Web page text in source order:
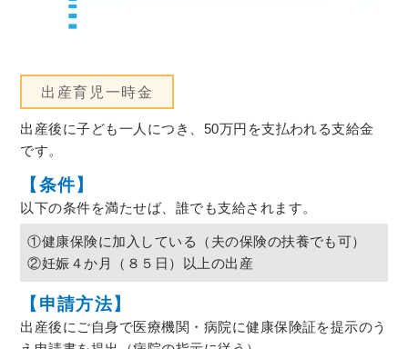
出産育児一時金
出産後に子ども一人につき、50万円を支払われる支給金
です。
【条件】
以下の条件を満たせば、誰でも支給されます。
①健康保険に加入している（夫の保険の扶養でも可）
②妊娠４か月（８５日）以上の出産
【申請方法】
出産後にご自身で医療機関・病院に健康保険証を提示のう